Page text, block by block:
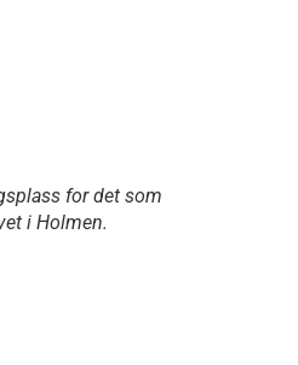
for det som
i Holmen.